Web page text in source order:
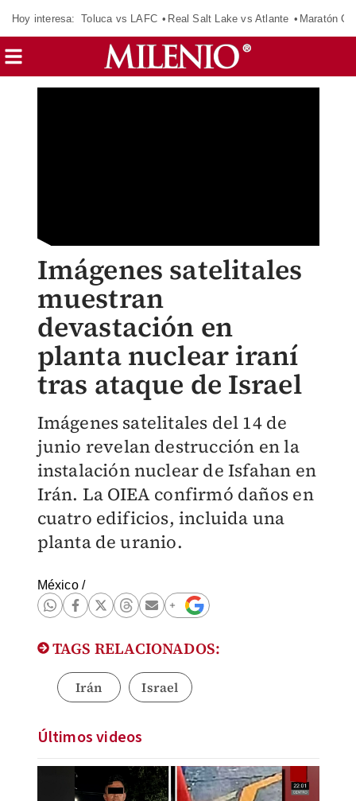
Hoy interesa: Toluca vs LAFC Real Salt Lake vs Atlante Maratón
Imágenes satelitales
muestran
devastación en
planta nuclear iraní
tras ataque de Israel
Imágenes satelitales del 14 de
junio revelan destrucción en la
instalación nuclear de Isfahan en
Irán. La OIEA confirmó daños en
cuatro edificios, incluida una
planta de uranio.
México/
TAGS RELACIONADOS:
Irán Israel
Últimos videos